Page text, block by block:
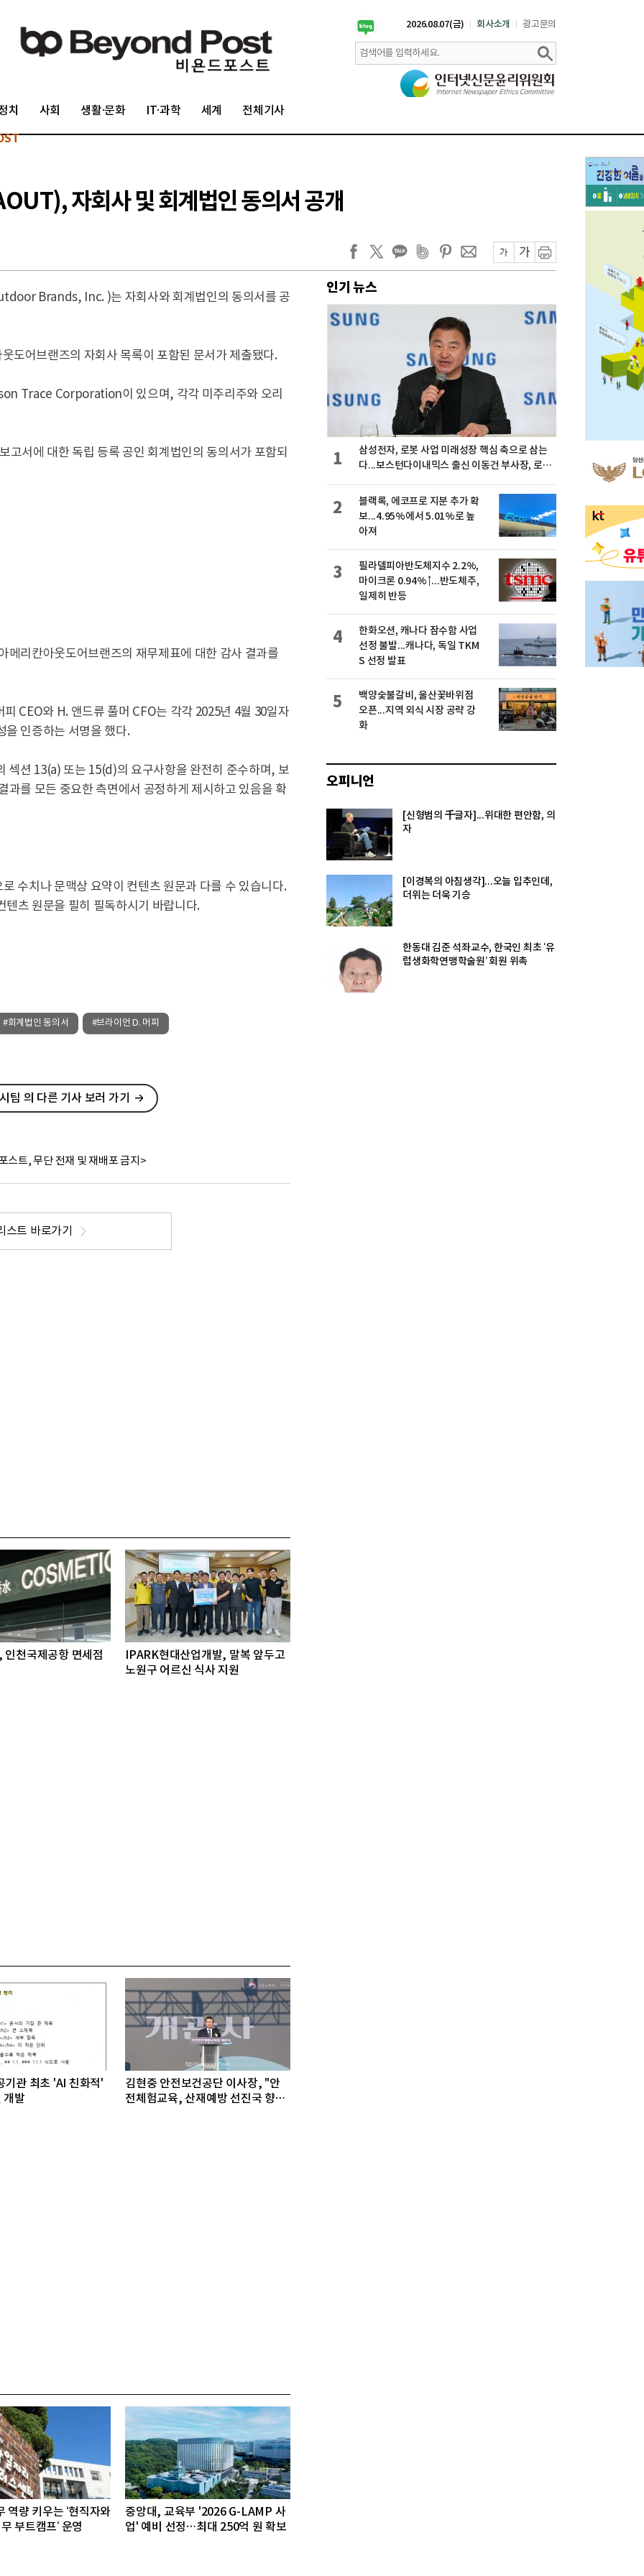
2026.08.07(금) 회사소개 광고문의
치 사회 생활·문화 IT·과학 세계 전체기사
자회사 및 회계법인 동의서 공개
Brands, Inc. )는 자회사와 회계법인의 동의서를 공
도어브랜즈의 자회사 목록이 포함된 문서가 제출됐다.
Trace Corporation이 있으며, 각각 미주리주와 오리
고서에 대한 독립 등록 공인 회계법인의 동의서가 포함되
메리칸아웃도어브랜즈의 재무제표에 대한 감사 결과를
CEO와 H. 앤드류 풀머 CFO는 각각 2025년 4월 30일자
을 인증하는 서명을 했다.
섹션 13(a) 또는 15(d)의 요구사항을 완전히 준수하며, 보
과를 모든 중요한 측면에서 공정하게 제시하고 있음을 확
수치나 문맥상 요약이 컨텐츠 원문과 다를 수 있습니다.
츠 원문을 필히 필독하시기 바랍니다.
#회계법인 동의서 #브라이언 D. 머피
팀 의 다른 기사 보러 가기
스트, 무단 전재 및 재배포 금지>
스트 바로가기
인천국제공항 면세점
IPARK현대산업개발, 말복 앞두고
노원구 어르신 식사 지원
기관 최초 'AI 친화적'
개발
김현중 안전보건공단 이사장, "안
전체험교육, 산재예방 선진국 향한
역량 키우는 ‘현직자와
부트캠프’ 운영
중앙대, 교육부 '2026 G-LAMP 사
업' 예비 선정…최대 250억 원 확보
인기 뉴스
삼성전자, 로봇 사업 미래성장 핵심 축으로 삼는
다...보스턴다이내믹스 출신 이동건 부사장, 로보
1
블랙록, 에코프로 지분 추가 확
보...4.95%에서 5.01%로 높
아져
2
필라델피아반도체지수 2.2%,
마이크론 0.94%↑...반도체주,
일제히 반등
3
한화오션, 캐나다 잠수함 사업
선정 불발...캐나다, 독일 TKM
S 선정 발표
4
백양숯불갈비, 울산꽃바위점
오픈...지역 외식 시장 공략 강
화
5
오피니언
[신형범의 千글자]...위대한 편안함, 의
자
[이경복의 아침생각]...오늘 입추인데,
더위는 더욱 기승
한동대 김준 석좌교수, 한국인 최초 ‘유
럽생화학연맹학술원’ 회원 위촉